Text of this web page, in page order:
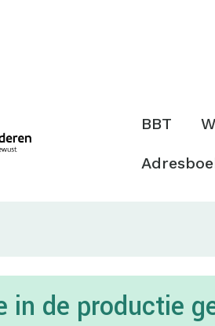
BBT
in de productie